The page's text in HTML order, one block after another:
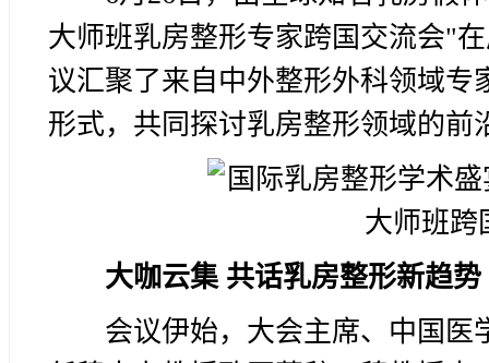
大师班乳房整形专家跨国交流会"
议汇聚了来自中外整形外科领域
形式，共同探讨乳房整形领域的前
大咖云集 共话乳房整形新趋势
会议伊始，大会主席、中国医